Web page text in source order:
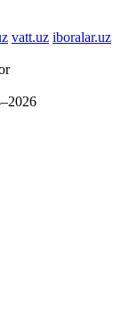
vatt.uz iboralar.uz